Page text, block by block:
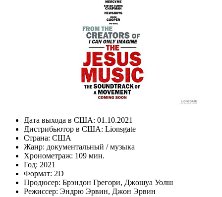
Дата выхода в США: 01.10.2021
Дистрибьютор в США: Lionsgate
Страна: США
Жанр: документальный /музыка
Хронометраж: 109 мин.
Год: 2021
Формат: 2D
Продюсер: Брэндон Грегори, Джошуа Уолш
Режиссер: Эндрю Эрвин, Джон Эрвин